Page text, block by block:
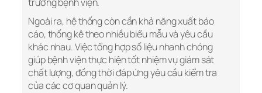
Ngoài ra, hệ thống còn cần khả năng xuất báo
cáo, thống kê theo nhiều biểu mẫu và yêu cầu
khác nhau. Việc tổng hợp số liệu nhanh chóng
giúp bệnh viện thực hiện tốt nhiệm vụ giám sát
chất lượng, đồng thời đáp ứng yêu cầu kiểm tra
của các cơ quan quản lý.